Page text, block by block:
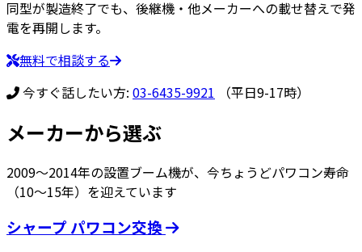
同型が製造終了でも、後継機・他メーカーへの載せ替えで発
電を再開します。
無料で相談する
今すぐ話したい方: 03-6435-9921 （平日9-17時）
メーカーから選ぶ
2009〜2014年の設置ブーム機が、今ちょうどパワコン寿命
（10〜15年）を迎えています
シャープ パワコン交換